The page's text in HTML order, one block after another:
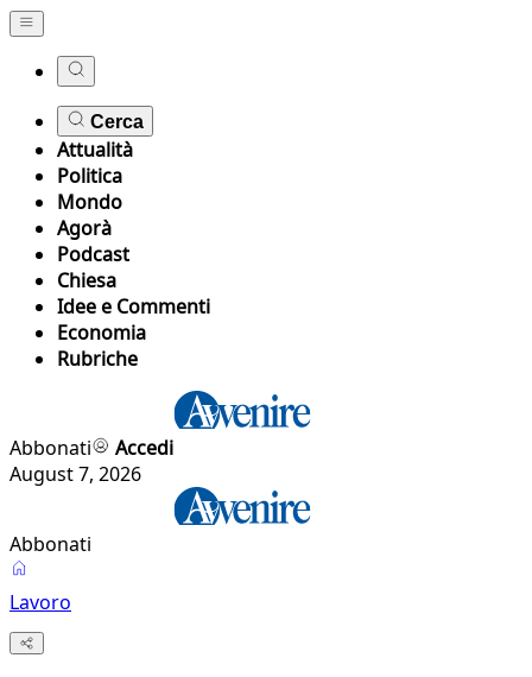
Cerca
Attualità
Politica
Mondo
Agorà
Podcast
Chiesa
Idee e Commenti
Economia
Rubriche
Abbonati
Accedi
August 7, 2026
Abbonati
Lavoro